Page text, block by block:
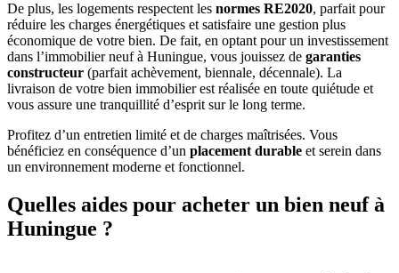
De plus, les logements respectent les normes RE2020, parfait pour
réduire les charges énergétiques et satisfaire une gestion plus
économique de votre bien. De fait, en optant pour un investissement
dans l’immobilier neuf à Huningue, vous jouissez de garanties
constructeur (parfait achèvement, biennale, décennale). La
livraison de votre bien immobilier est réalisée en toute quiétude et
vous assure une tranquillité d’esprit sur le long terme.
Profitez d’un entretien limité et de charges maîtrisées. Vous
bénéficiez en conséquence d’un placement durable et serein dans
un environnement moderne et fonctionnel.
Quelles aides pour acheter un bien neuf à
Huningue ?